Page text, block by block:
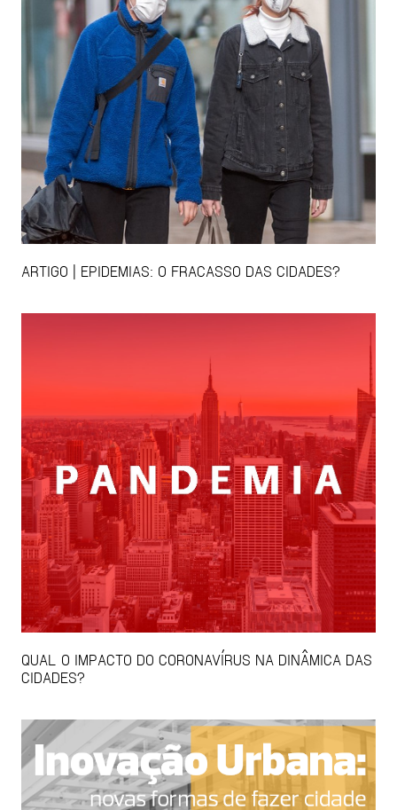
ARTIGO | EPIDEMIAS: O FRACASSO DAS CIDADES?
QUAL O IMPACTO DO CORONAVÍRUS NA DINÂMICA DAS
CIDADES?